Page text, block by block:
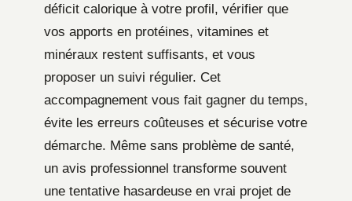
déficit calorique à votre profil, vérifier que
vos apports en protéines, vitamines et
minéraux restent suffisants, et vous
proposer un suivi régulier. Cet
accompagnement vous fait gagner du temps,
évite les erreurs coûteuses et sécurise votre
démarche. Même sans problème de santé,
un avis professionnel transforme souvent
une tentative hasardeuse en vrai projet de